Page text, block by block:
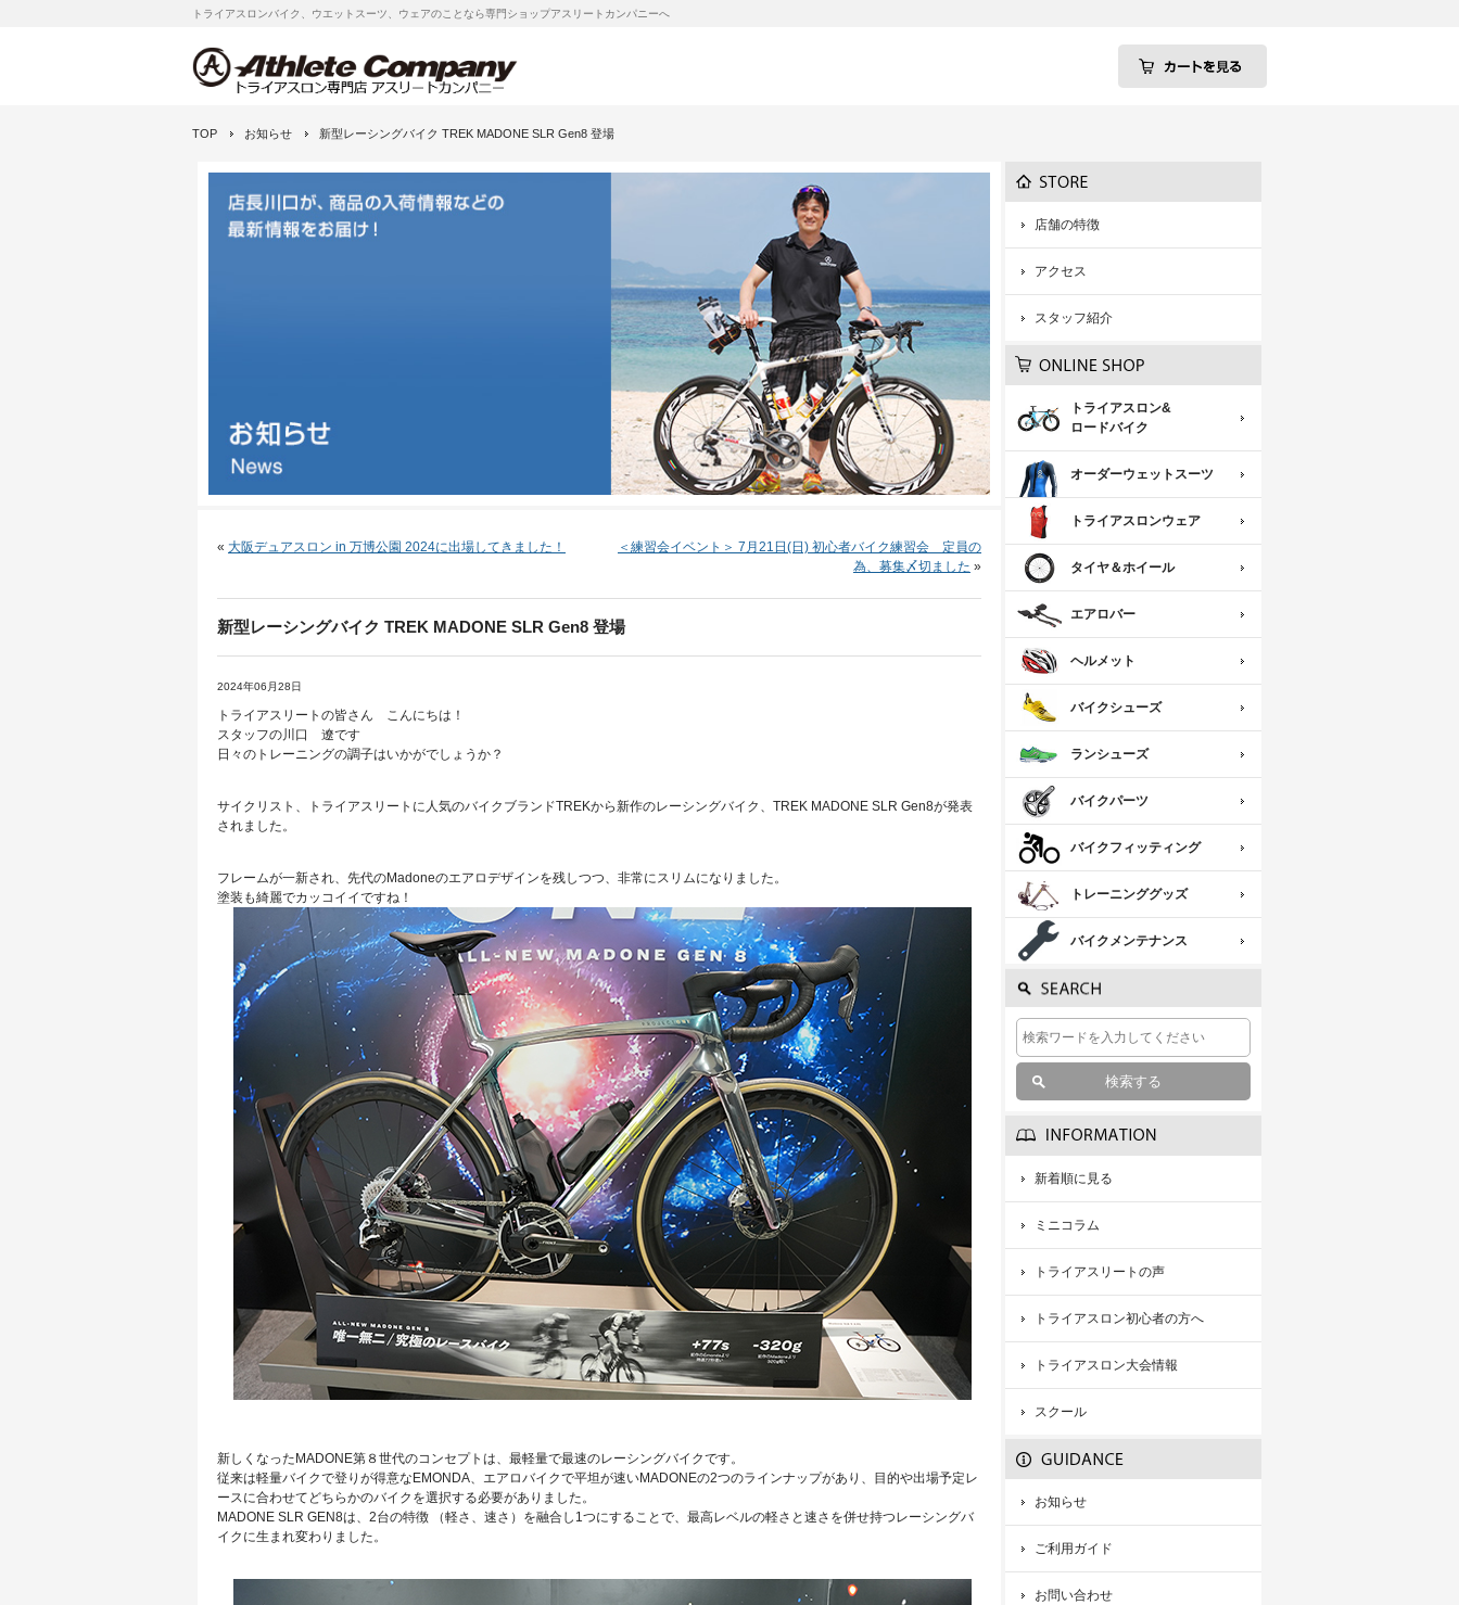
トライアスロンバイク、ウエットスーツ、ウェアのことなら専門ショップアスリートカンパニーへ
TOP お知らせ 新型レーシングバイク TREK MADONE SLR Gen8 登場
« 大阪デュアスロン in 万博公園 2024に出場してきました！
＜練習会イベント＞ 7月21日(日) 初心者バイク練習会 定員の
為、募集〆切ました »
新型レーシングバイク TREK MADONE SLR Gen8 登場
2024年06月28日
トライアスリートの皆さん こんにちは！
スタッフの川口 遼です
日々のトレーニングの調子はいかがでしょうか？
サイクリスト、トライアスリートに人気のバイクブランドTREKから新作のレーシングバイク、TREK MADONE SLR Gen8が発表
されました。
フレームが一新され、先代のMadoneのエアロデザインを残しつつ、非常にスリムになりました。
塗装も綺麗でカッコイイですね！
新しくなったMADONE第８世代のコンセプトは、最軽量で最速のレーシングバイクです。
従来は軽量バイクで登りが得意なEMONDA、エアロバイクで平坦が速いMADONEの2つのラインナップがあり、目的や出場予定レ
ースに合わせてどちらかのバイクを選択する必要がありました。
MADONE SLR GEN8は、2台の特徴 （軽さ、速さ）を融合し1つにすることで、最高レベルの軽さと速さを併せ持つレーシングバ
イクに生まれ変わりました。
店舗の特徴
アクセス
スタッフ紹介
トライアスロン&
ロードバイク
オーダーウェットスーツ
トライアスロンウェア
タイヤ＆ホイール
エアロバー
ヘルメット
バイクシューズ
ランシューズ
バイクパーツ
バイクフィッティング
トレーニンググッズ
バイクメンテナンス
新着順に見る
ミニコラム
トライアスリートの声
トライアスロン初心者の方へ
トライアスロン大会情報
スクール
お知らせ
ご利用ガイド
お問い合わせ